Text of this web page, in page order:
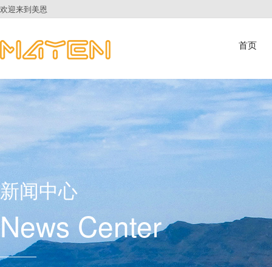
欢迎来到美恩
首页
新闻中心
News Center